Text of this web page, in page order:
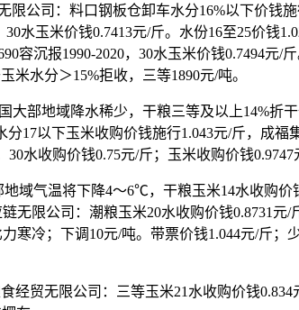
司：料口钢板仓卸车水分16%以下价钱施
水玉米价钱0.7413元/斤。水份16至25价钱
沉报1990-2020，30水玉米价钱0.7494元/
米水分＞15%拒收，三等1890元/吨。
地域降水稀少，干粮三等及以上14%折
17以下玉米收购价钱施行1.043元/斤，成福
水收购价钱0.75元/斤；玉米收购价钱0.9747
域气温将下降4～6℃，干粮玉米14水收购价
限公司：潮粮玉米20水收购价钱0.8731元/
冷；下调10元/吨。带票价钱1.044元/斤
贸无限公司：三等玉米21水收购价钱